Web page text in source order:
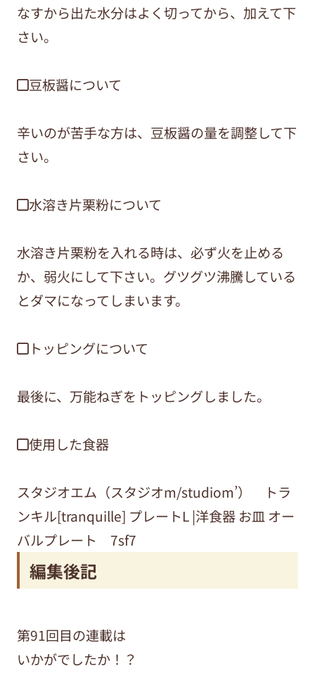
なすから出た水分はよく切ってから、加えて下
さい。
◼︎豆板醤について
辛いのが苦手な方は、豆板醤の量を調整して下
さい。
◼︎水溶き片栗粉について
水溶き片栗粉を入れる時は、必ず火を止める
か、弱火にして下さい。グツグツ沸騰している
とダマになってしまいます。
◼︎トッピングについて
最後に、万能ねぎをトッピングしました。
◼︎使用した食器
スタジオエム（スタジオm/studiom’） トラ
ンキル[tranquille] プレートL |洋食器 お皿 オー
バルプレート 7sf7
編集後記
第91回目の連載は
いかがでしたか！？